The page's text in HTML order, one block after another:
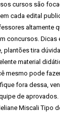
cursos são
cada edital
altamente
concursos. Dicas
plantões tira
material
mesmo pode
fora dessa,
de aprovados.
Miscali Tipo